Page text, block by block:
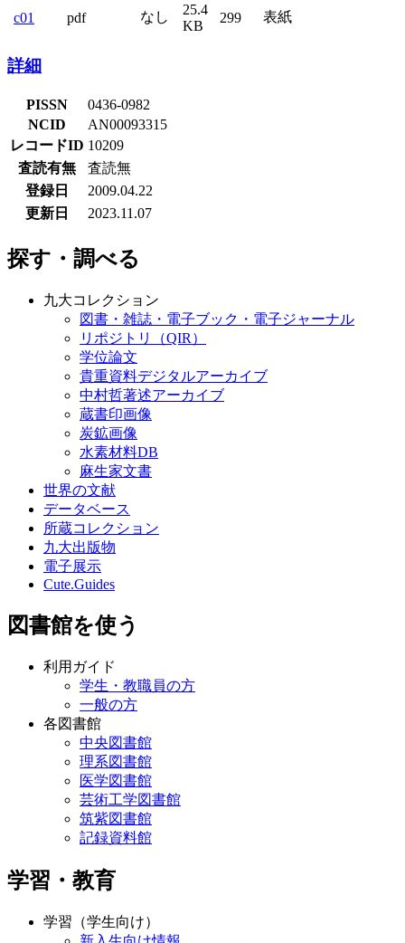
c01 pdf なし
25.4
KB
299 表紙
詳細
PISSN
0436-0982
NCID
AN00093315
レコードID 10209
査読有無
査読無
登録日
2009.04.22
更新日
2023.11.07
探す・調べる
九大コレクション
図書・雑誌・電子ブック・電子ジャーナル
リポジトリ（QIR）
学位論文
貴重資料デジタルアーカイブ
中村哲著述アーカイブ
蔵書印画像
炭鉱画像
水素材料DB
麻生家文書
世界の文献
データベース
所蔵コレクション
九大出版物
電子展示
Cute.Guides
図書館を使う
利用ガイド
学生・教職員の方
一般の方
各図書館
中央図書館
理系図書館
医学図書館
芸術工学図書館
筑紫図書館
記録資料館
学習・教育
学習（学生向け）